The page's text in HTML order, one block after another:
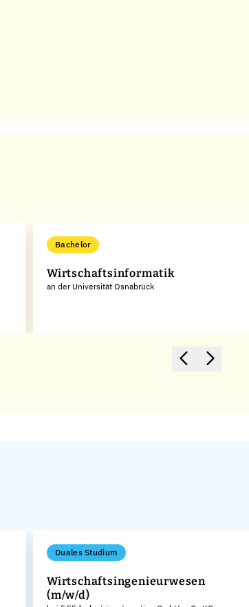
Bachelor
Wirtschaftsinformatik
an der Universität Osnabrück
Duales Studium
Wirtschaftsingenieurwesen
(m/w/d)